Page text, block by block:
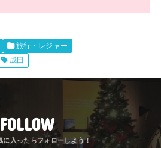
旅行・レジャー
成田
FOLLOW